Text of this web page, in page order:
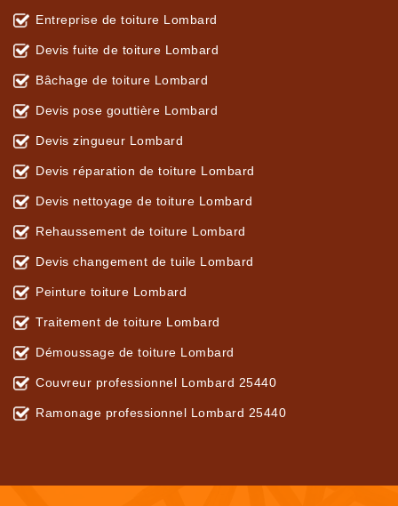
Entreprise de toiture Lombard
Devis fuite de toiture Lombard
Bâchage de toiture Lombard
Devis pose gouttière Lombard
Devis zingueur Lombard
Devis réparation de toiture Lombard
Devis nettoyage de toiture Lombard
Rehaussement de toiture Lombard
Devis changement de tuile Lombard
Peinture toiture Lombard
Traitement de toiture Lombard
Démoussage de toiture Lombard
Couvreur professionnel Lombard 25440
Ramonage professionnel Lombard 25440